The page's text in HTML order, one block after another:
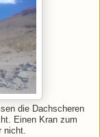
die Dachscheren
Einen Kran zum
nicht.